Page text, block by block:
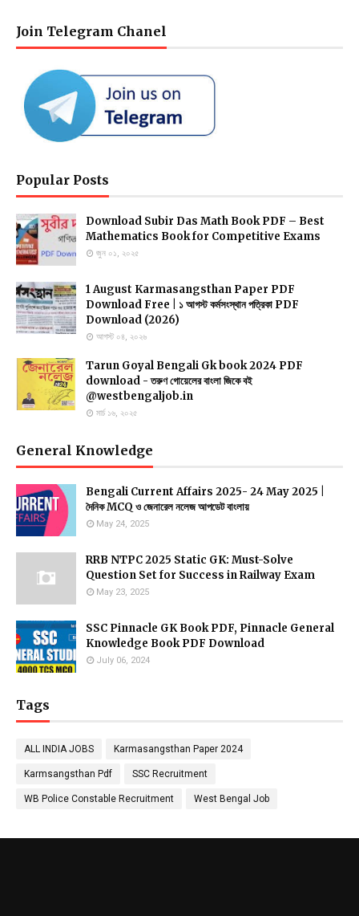
Join Telegram Chanel
Popular Posts
Download Subir Das Math Book PDF – Best
Mathematics Book for Competitive Exams
জুন ০১, ২০২৫
1 August Karmasangsthan Paper PDF
Download Free | ১ আগস্ট কর্মসংস্থান পত্রিকা PDF
Download (2026)
আগস্ট ০৪, ২০২৬
Tarun Goyal Bengali Gk book 2024 PDF
download - তরুণ গোয়েলের বাংলা জিকে বই
@westbengaljob.in
মার্চ ১৬, ২০২৫
General Knowledge
Bengali Current Affairs 2025- 24 May 2025 |
দৈনিক MCQ ও জেনারেল নলেজ আপডেট বাংলায়
May 24, 2025
RRB NTPC 2025 Static GK: Must-Solve
Question Set for Success in Railway Exam
May 23, 2025
SSC Pinnacle GK Book PDF, Pinnacle General
Knowledge Book PDF Download
July 06, 2024
Tags
ALL INDIA JOBS Karmasangsthan Paper 2024
Karmsangsthan Pdf SSC Recruitment
WB Police Constable Recruitment West Bengal Job